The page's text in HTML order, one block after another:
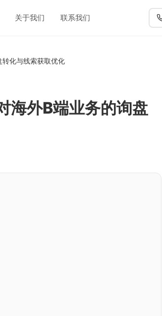
关于我们 联系我们
化与线索获取优化
海外B端业务的询盘